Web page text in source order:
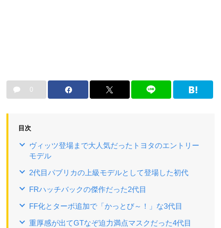
0
目次
ヴィッツ登場まで大人気だったトヨタのエントリー
モデル
2代目パブリカの上級モデルとして登場した初代
FRハッチバックの傑作だった2代目
FF化とターボ追加で「かっとび～！」な3代目
重厚感が出てGTなぞ迫力満点マスクだった4代目